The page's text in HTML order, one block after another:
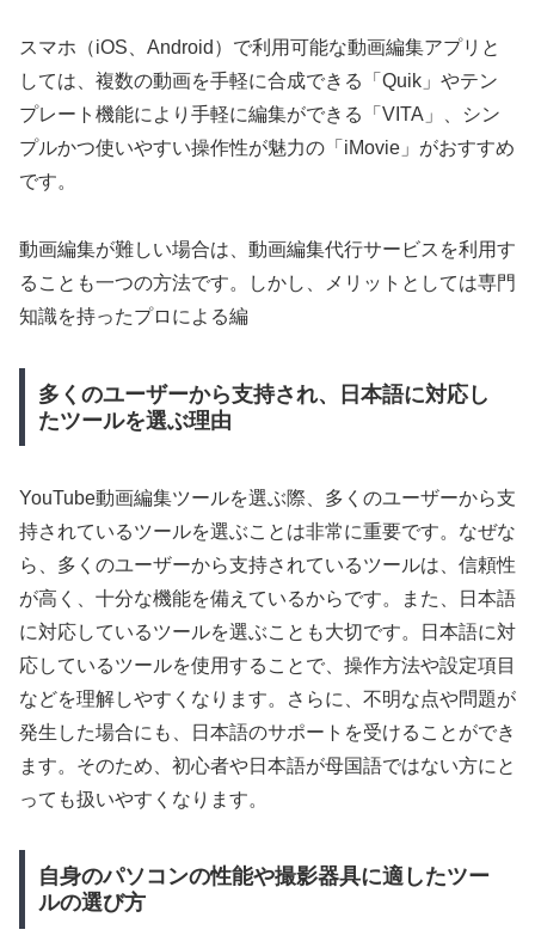
スマホ（iOS、Android）で利用可能な動画編集アプリと
しては、複数の動画を手軽に合成できる「Quik」やテン
プレート機能により手軽に編集ができる「VITA」、シン
プルかつ使いやすい操作性が魅力の「iMovie」がおすすめ
です。
動画編集が難しい場合は、動画編集代行サービスを利用す
ることも一つの方法です。しかし、メリットとしては専門
知識を持ったプロによる編
多くのユーザーから支持され、日本語に対応し
たツールを選ぶ理由
YouTube動画編集ツールを選ぶ際、多くのユーザーから支
持されているツールを選ぶことは非常に重要です。なぜな
ら、多くのユーザーから支持されているツールは、信頼性
が高く、十分な機能を備えているからです。また、日本語
に対応しているツールを選ぶことも大切です。日本語に対
応しているツールを使用することで、操作方法や設定項目
などを理解しやすくなります。さらに、不明な点や問題が
発生した場合にも、日本語のサポートを受けることができ
ます。そのため、初心者や日本語が母国語ではない方にと
っても扱いやすくなります。
自身のパソコンの性能や撮影器具に適したツー
ルの選び方